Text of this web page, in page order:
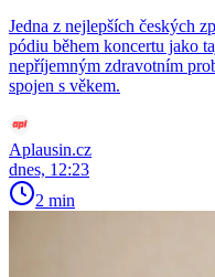
Jedna z nejlepších českých
pódiu během koncertu jako
nepříjemným zdravotním
spojen s věkem.
Aplausin.cz
dnes, 12:23
2 min